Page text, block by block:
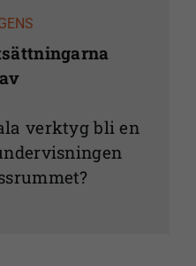
verktyg bli en
Marknadsföring
intressen och ditt
beteende när du
surfar ökar du